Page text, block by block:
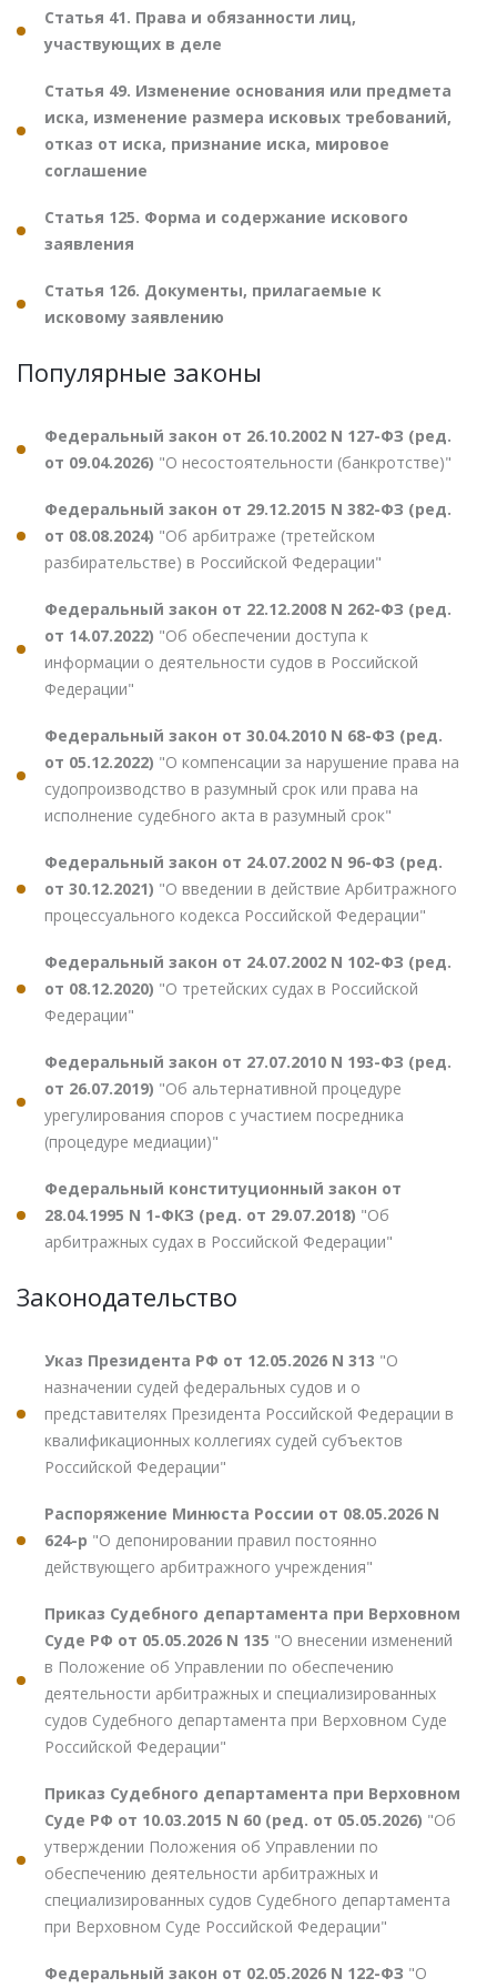
Статья 41. Права и обязанности лиц,
участвующих в деле
Статья 49. Изменение основания или предмета
иска, изменение размера исковых требований,
отказ от иска, признание иска, мировое
соглашение
Статья 125. Форма и содержание искового
заявления
Статья 126. Документы, прилагаемые к
исковому заявлению
Популярные законы
Федеральный закон от 26.10.2002 N 127-ФЗ (ред.
от 09.04.2026) "О несостоятельности (банкротстве)"
Федеральный закон от 29.12.2015 N 382-ФЗ (ред.
от 08.08.2024) "Об арбитраже (третейском
разбирательстве) в Российской Федерации"
Федеральный закон от 22.12.2008 N 262-ФЗ (ред.
от 14.07.2022) "Об обеспечении доступа к
информации о деятельности судов в Российской
Федерации"
Федеральный закон от 30.04.2010 N 68-ФЗ (ред.
от 05.12.2022) "О компенсации за нарушение права на
судопроизводство в разумный срок или права на
исполнение судебного акта в разумный срок"
Федеральный закон от 24.07.2002 N 96-ФЗ (ред.
от 30.12.2021) "О введении в действие Арбитражного
процессуального кодекса Российской Федерации"
Федеральный закон от 24.07.2002 N 102-ФЗ (ред.
от 08.12.2020) "О третейских судах в Российской
Федерации"
Федеральный закон от 27.07.2010 N 193-ФЗ (ред.
от 26.07.2019) "Об альтернативной процедуре
урегулирования споров с участием посредника
(процедуре медиации)"
Федеральный конституционный закон от
28.04.1995 N 1-ФКЗ (ред. от 29.07.2018) "Об
арбитражных судах в Российской Федерации"
Законодательство
Указ Президента РФ от 12.05.2026 N 313 "О
назначении судей федеральных судов и о
представителях Президента Российской Федерации в
квалификационных коллегиях судей субъектов
Российской Федерации"
Распоряжение Минюста России от 08.05.2026 N
624-р "О депонировании правил постоянно
действующего арбитражного учреждения"
Приказ Судебного департамента при Верховном
Суде РФ от 05.05.2026 N 135 "О внесении изменений
в Положение об Управлении по обеспечению
деятельности арбитражных и специализированных
судов Судебного департамента при Верховном Суде
Российской Федерации"
Приказ Судебного департамента при Верховном
Суде РФ от 10.03.2015 N 60 (ред. от 05.05.2026) "Об
утверждении Положения об Управлении по
обеспечению деятельности арбитражных и
специализированных судов Судебного департамента
при Верховном Суде Российской Федерации"
Федеральный закон от 02.05.2026 N 122-ФЗ "О